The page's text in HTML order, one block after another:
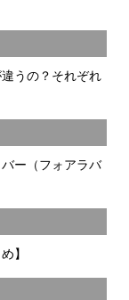
うの？それぞれ
ー（フォアラバ
】